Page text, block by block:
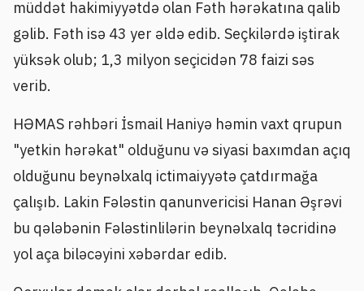
müddət hakimiyyətdə olan Fəth hərəkatına qalib
gəlib. Fəth isə 43 yer əldə edib. Seçkilərdə iştirak
yüksək olub; 1,3 milyon seçicidən 78 faizi səs
verib.
HƏMAS rəhbəri İsmail Haniyə həmin vaxt qrupun
"yetkin hərəkat" olduğunu və siyasi baxımdan açıq
olduğunu beynəlxalq ictimaiyyətə çatdırmağa
çalışıb. Lakin Fələstin qanunvericisi Hanan Əşrəvi
bu qələbənin Fələstinlilərin beynəlxalq təcridinə
yol aça biləcəyini xəbərdar edib.